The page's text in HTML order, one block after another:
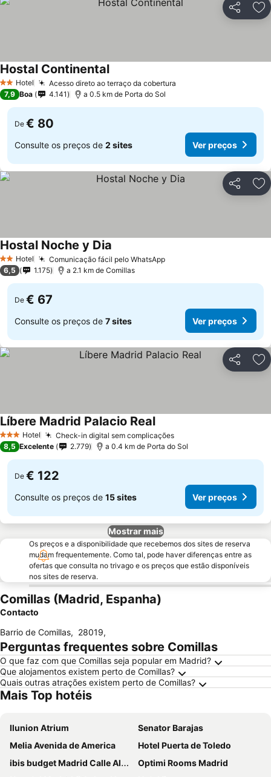
Partilhar
2 Estrelas
Hotel Acesso direto ao terraço da cobertura
Hostal Continental
7,9 Boa 4.141 a 0.5 km de Porta do Sol
De € 80
Consulte os preços de 2 sites Ver preços
Partilhar
2 Estrelas
Hotel Comunicação fácil pelo WhatsApp
Hostal Noche y Dia
6,5 1.175 a 2.1 km de Comillas
De € 67
Consulte os preços de 7 sites Ver preços
Partilhar
3 EstrelasHotel Check-in digital sem complicações
Líbere Madrid Palacio Real
8,5 Excelente 2.779 a 0.4 km de Porta do Sol
De € 122
Consulte os preços de 15 sites Ver preços
Mostrar mais
Os preços e a disponibilidade que recebemos dos sites de reserva
mudam frequentemente. Como tal, pode haver diferenças entre as
ofertas que consulta no trivago e os preços que estão disponíveis
nos sites de reserva.
Comillas (Madrid, Espanha)
Contacto
Barrio de Comillas, 28019,
Perguntas frequentes sobre Comillas
O que faz com que Comillas seja popular em Madrid?
Que alojamentos existem perto de Comillas?
Quais outras atrações existem perto de Comillas?
Mais Top hotéis
Ilunion Atrium
Senator Barajas
Melia Avenida de America
Hotel Puerta de Toledo
ibis budget Madrid Calle Alcalá
Optimi Rooms Madrid